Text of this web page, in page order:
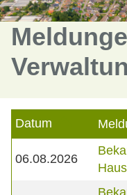
Datum
06.08.2026